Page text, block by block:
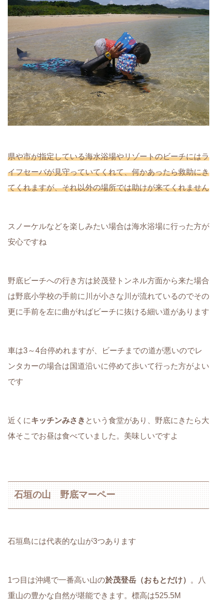
県や市が指定している海水浴場やリゾートのビーチにはラ
イフセーバが見守っていてくれて、何かあったら救助にき
てくれますが、それ以外の場所では助けが来てくれません
スノーケルなどを楽しみたい場合は海水浴場に行った方が
安心ですね
野底ビーチへの行き方は於茂登トンネル方面から来た場合
は野底小学校の手前に川が小さな川が流れているのでその
更に手前を左に曲がればビーチに抜ける細い道があります
車は3～4台停めれますが、ビーチまでの道が悪いのでレ
ンタカーの場合は国道沿いに停めて歩いて行った方がよい
です
近くにキッチンみさき という食堂があり、野底にきたら大
体そこでお昼は食べていました。美味しいですよ
石垣の山 野底マーペー
石垣島には代表的な山が3つあります
1つ目は沖縄で一番高い山の於茂登岳（おもとだけ）
。八
重山の豊かな自然が堪能できます。標高は525.5M